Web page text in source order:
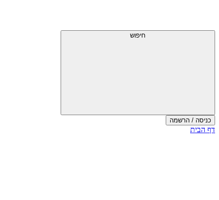
עליון
חיפוש
כניסה / הרשמה
סוף
דף הבית